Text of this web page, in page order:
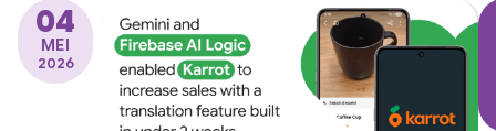
04
MEI
2026